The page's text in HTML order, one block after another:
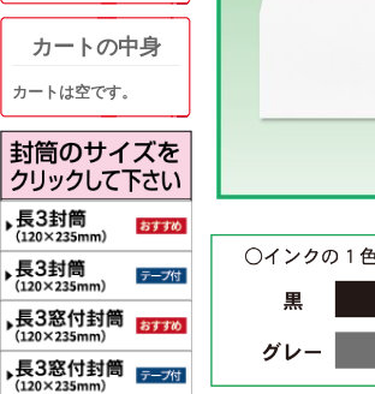
カートの中身
カートは空です。